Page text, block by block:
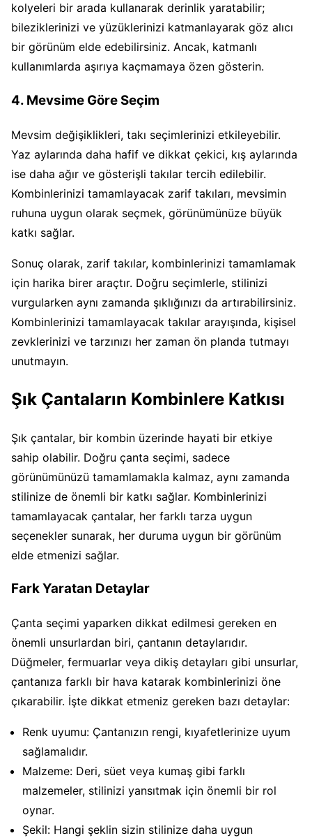
kolyeleri bir arada kullanarak derinlik yaratabilir;
bileziklerinizi ve yüzüklerinizi katmanlayarak göz alıcı
bir görünüm elde edebilirsiniz. Ancak, katmanlı
kullanımlarda aşırıya kaçmamaya özen gösterin.
4. Mevsime Göre Seçim
Mevsim değişiklikleri, takı seçimlerinizi etkileyebilir.
Yaz aylarında daha hafif ve dikkat çekici, kış aylarında
ise daha ağır ve gösterişli takılar tercih edilebilir.
Kombinlerinizi tamamlayacak zarif takıları, mevsimin
ruhuna uygun olarak seçmek, görünümünüze büyük
katkı sağlar.
Sonuç olarak, zarif takılar, kombinlerinizi tamamlamak
için harika birer araçtır. Doğru seçimlerle, stilinizi
vurgularken aynı zamanda şıklığınızı da artırabilirsiniz.
Kombinlerinizi tamamlayacak takılar arayışında, kişisel
zevklerinizi ve tarzınızı her zaman ön planda tutmayı
unutmayın.
Şık Çantaların Kombinlere Katkısı
Şık çantalar, bir kombin üzerinde hayati bir etkiye
sahip olabilir. Doğru çanta seçimi, sadece
görünümünüzü tamamlamakla kalmaz, aynı zamanda
stilinize de önemli bir katkı sağlar. Kombinlerinizi
tamamlayacak çantalar, her farklı tarza uygun
seçenekler sunarak, her duruma uygun bir görünüm
elde etmenizi sağlar.
Fark Yaratan Detaylar
Çanta seçimi yaparken dikkat edilmesi gereken en
önemli unsurlardan biri, çantanın detaylarıdır.
Düğmeler, fermuarlar veya dikiş detayları gibi unsurlar,
çantanıza farklı bir hava katarak kombinlerinizi öne
çıkarabilir. İşte dikkat etmeniz gereken bazı detaylar:
Renk uyumu: Çantanızın rengi, kıyafetlerinize uyum
sağlamalıdır.
Malzeme: Deri, süet veya kumaş gibi farklı
malzemeler, stilinizi yansıtmak için önemli bir rol
oynar.
Şekil: Hangi şeklin sizin stilinize daha uygun